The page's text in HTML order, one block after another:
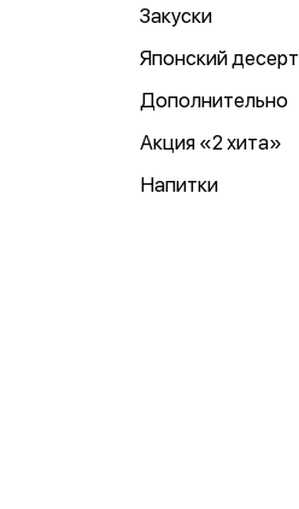
Закуски
Японский десерт
Дополнительно
Акция «2 хита»
Напитки